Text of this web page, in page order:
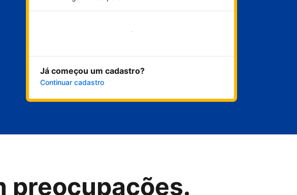
Comece agora
Já começou um cadastro?
Continuar cadastro
preocupações.